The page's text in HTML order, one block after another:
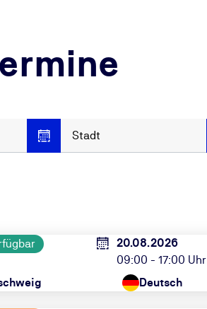
Stadt
20.08.2026
09:00 - 17:00 Uhr
Deutsch